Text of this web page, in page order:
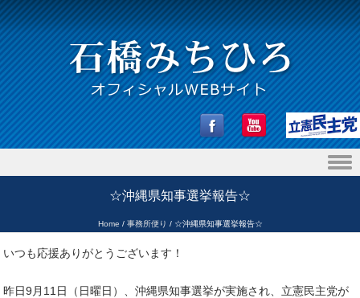
☆沖縄県知事選挙報告☆
Home /事務所便り / ☆沖縄県知事選挙報告☆
いつも応援ありがとうございます！
昨日9月11日（日曜日）、沖縄県知事選挙が実施され、立憲民主党が